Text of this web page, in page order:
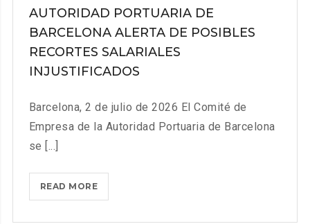
PRESIDENTE
DE
LA
AUTORIDAD
IBÁÑEZ.
AUTORIDAD PORTUARIA DE
BARCELONA ALERTA DE POSIBLES
RECORTES SALARIALES
INJUSTIFICADOS
Barcelona, 2 de julio de 2026 El Comité de
Empresa de la Autoridad Portuaria de Barcelona
se [...]
READ MOREEL
COMITÉ